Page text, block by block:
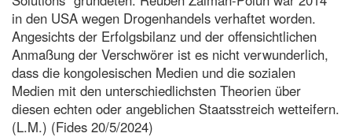
in den USA wegen Drogenhandels verhaftet worden.
Angesichts der Erfolgsbilanz und der offensichtlichen
Anmaßung der Verschwörer ist es nicht verwunderlich,
dass die kongolesischen Medien und die sozialen
Medien mit den unterschiedlichsten Theorien über
diesen echten oder angeblichen Staatsstreich wetteifern.
(L.M.) (Fides 20/5/2024)